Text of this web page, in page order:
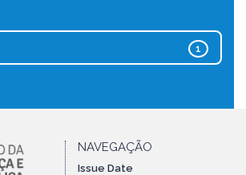
1
NAVEGAÇÃO
Issue Date